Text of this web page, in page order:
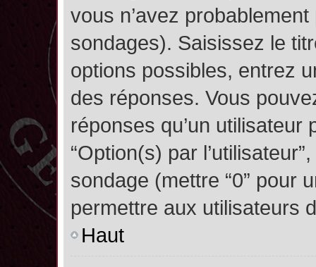
vous n’avez
sondages). Saisissez le
options possibles, entrez
des réponses. Vous
réponses qu’un
“Option(s) par
sondage (mettre “0” pour
permettre aux utilisateurs
Haut